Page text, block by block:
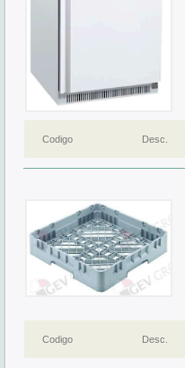
Codigo Desc.
Codigo Desc.